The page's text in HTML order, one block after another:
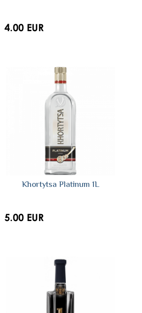
4.00 EUR
Khortytsa Platinum 1L
5.00 EUR